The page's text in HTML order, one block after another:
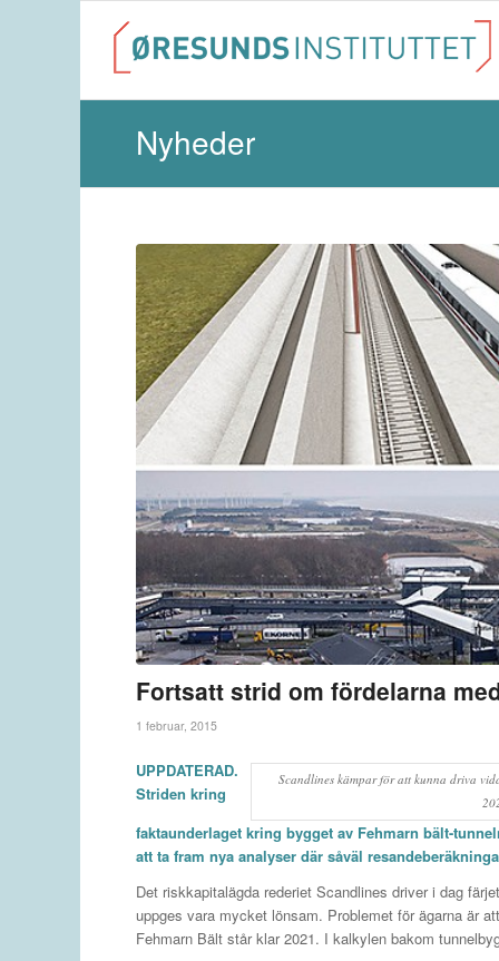
Nyheder
Fortsatt strid om fördelarna
1 februar, 2015
Scandlines kämpar för att kunna driva
UPPDATERAD.
Striden kring
faktaunderlaget kring bygget av Fehmarn bält-
att ta fram nya analyser där såväl
Det riskkapitalägda rederiet Scandlines driver i dag
uppges vara mycket lönsam. Problemet för ägarna är
Fehmarn Bält står klar 2021. I kalkylen bakom